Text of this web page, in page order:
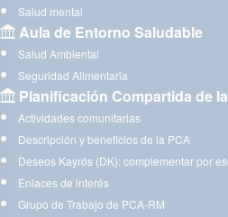
Salud mental
Aula de Entorno Saludable
Salud Ambiental
Seguridad Alimentaria
Planificación Compartida de
Actividades comunitarias
Descripción y beneficios de la PCA
Deseos Kayrós (DK): complementar por
Enlaces de interés
Grupo de Trabajo de PCA-RM